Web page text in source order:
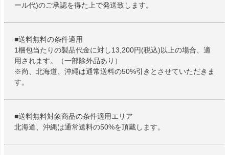
ール代)のご承認を得た上で発送致します。
■送料無料の条件適用
1梱包当たりの製品代金に対し13,200円(税込)以上の場合、適
用されます。（一部除外品あり）
※尚、北海道、沖縄は通常送料の50%引きとさせていただきま
す。
■送料無料対象商品の条件適用エリア
北海道、沖縄は通常送料の50%を頂戴します。